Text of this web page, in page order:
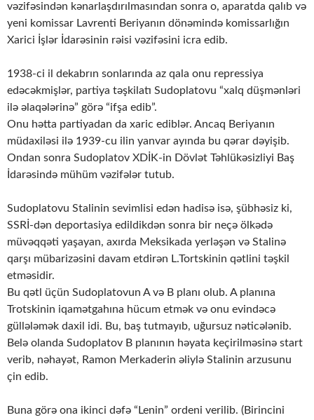
vəzifəsindən kənarlaşdırılmasından sonra o, aparatda qalıb və
yeni komissar Lavrenti Beriyanın dönəmində komissarlığın
Xarici İşlər İdarəsinin rəisi vəzifəsini icra edib.
1938-ci il dekabrın sonlarında az qala onu repressiya
edəcəkmişlər, partiya təşkilatı Sudoplatovu “xalq düşmənləri
ilə əlaqələrinə” görə “ifşa edib”.
Onu hətta partiyadan da xaric ediblər. Ancaq Beriyanın
müdaxiləsi ilə 1939-cu ilin yanvar ayında bu qərar dəyişib.
Ondan sonra Sudoplatov XDİK-in Dövlət Təhlükəsizliyi Baş
İdarəsində mühüm vəzifələr tutub.
Sudoplatovu Stalinin sevimlisi edən hadisə isə, şübhəsiz ki,
SSRİ-dən deportasiya edildikdən sonra bir neçə ölkədə
müvəqqəti yaşayan, axırda Meksikada yerləşən və Stalinə
qarşı mübarizəsini davam etdirən L.Tortskinin qətlini təşkil
etməsidir.
Bu qətl üçün Sudoplatovun A və B planı olub. A planına
Trotskinin iqamətgahına hücum etmək və onu evindəcə
güllələmək daxil idi. Bu, baş tutmayıb, uğursuz nəticələnib.
Belə olanda Sudoplatov B planının həyata keçirilməsinə start
verib, nəhayət, Ramon Merkaderin əliylə Stalinin arzusunu
çin edib.
Buna görə ona ikinci dəfə “Lenin” ordeni verilib. (Birincini